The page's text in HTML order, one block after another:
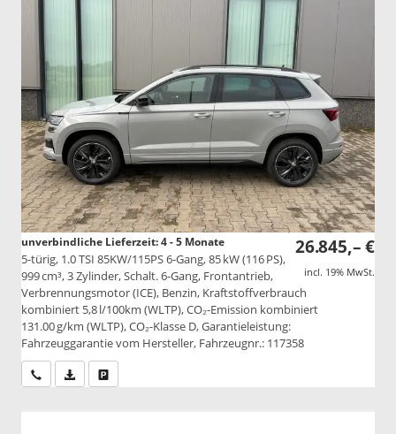
26.845,– €
incl. 19% MwSt.
unverbindliche Lieferzeit: 4 - 5 Monate
5-türig, 1.0 TSI 85KW/115PS 6-Gang, 85 kW (116 PS),
999 cm³, 3 Zylinder, Schalt. 6-Gang, Frontantrieb,
Verbrennungsmotor (ICE), Benzin, Kraftstoffverbrauch
kombiniert 5,8 l/100km (WLTP), CO₂-Emission kombiniert
131.00 g/km (WLTP), CO₂-Klasse D, Garantieleistung:
Fahrzeuggarantie vom Hersteller, Fahrzeugnr.: 117358
Wir rufen Sie anPDF-Datei, Fahrzeugexposé drucken